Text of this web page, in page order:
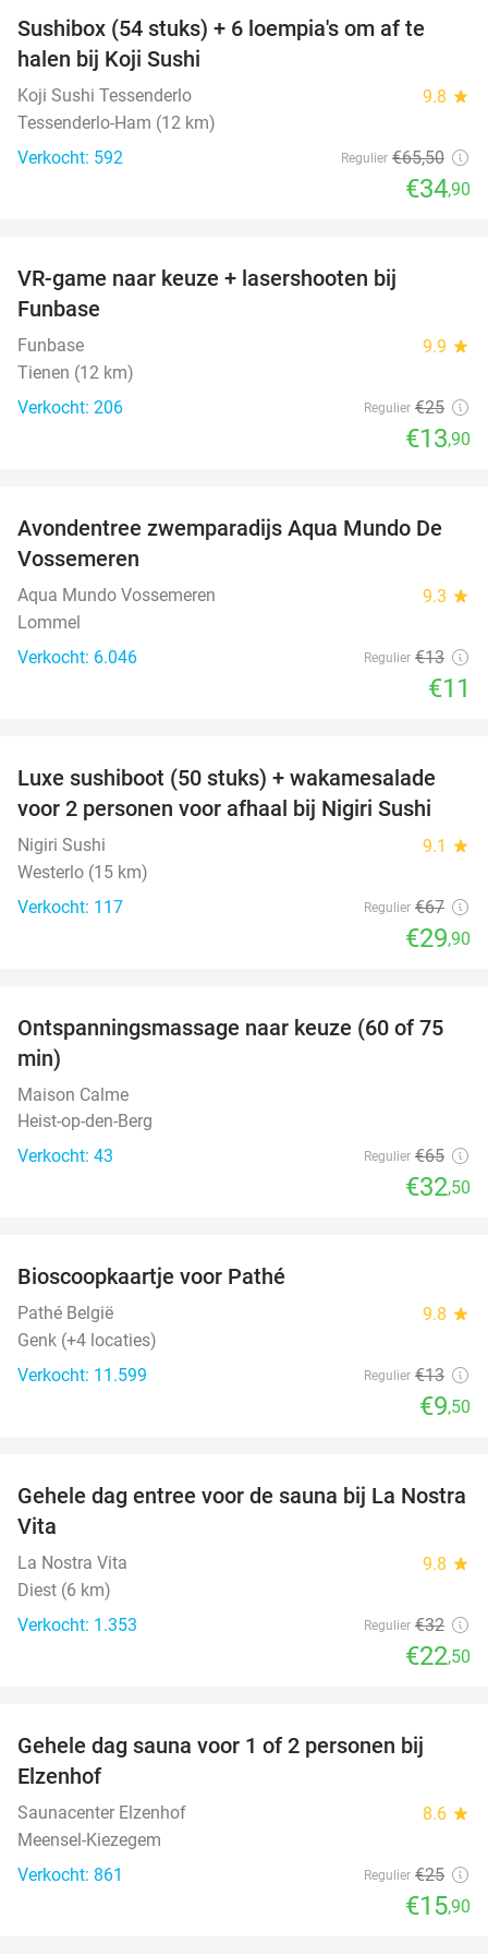
47%
Sushibox (54 stuks) + 6 loempia's om af te
halen bij Koji Sushi
Koji Sushi Tessenderlo 9.8 star
Tessenderlo-Ham (12 km)
Verkocht: 592
Regulier €65,50
€34,90
VR-game naar keuze + lasershooten bij
Funbase
Funbase 9.9 star
Tienen (12 km)
Verkocht: 206
Regulier €25
€13,90
15%
Avondentree zwemparadijs Aqua Mundo De
Vossemeren
Aqua Mundo Vossemeren 9.3 star
Lommel
Verkocht: 6.046
Regulier €13
€11
55%
Luxe sushiboot (50 stuks) + wakamesalade
voor 2 personen voor afhaal bij Nigiri Sushi
Nigiri Sushi 9.1 star
Westerlo (15 km)
Verkocht: 117
Regulier €67
€29,90
50%
Ontspanningsmassage naar keuze (60 of 75
min)
Maison Calme
Heist-op-den-Berg
Verkocht: 43
Regulier €65
€32,50
Bioscoopkaartje voor Pathé
Pathé België 9.8 star
Genk (+4 locaties)
Verkocht: 11.599
Regulier €13
€9,50
30%
Gehele dag entree voor de sauna bij La Nostra
Vita
La Nostra Vita 9.8 star
Diest (6 km)
Verkocht: 1.353
Regulier €32
€22,50
36%
Gehele dag sauna voor 1 of 2 personen bij
Elzenhof
Saunacenter Elzenhof 8.6 star
Meensel-Kiezegem
Verkocht: 861
Regulier €25
€15,90